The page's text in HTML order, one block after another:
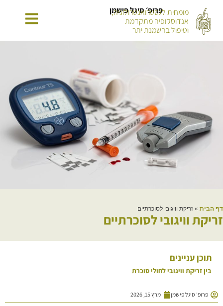
פרופ׳ סיגל פישמן
מומחית לגסטרואנטרולוגיה,
אנדוסקופיה מתקדמת
וטיפול בהשמנת יתר
דף הבית » זריקת וויגובי לסוכרתיים
זריקת וויגובי לסוכרתיים
תוכן עניינים
בין זריקת וויגובי לחולי סוכרת
פרופ׳ סיגל פישמן מרץ 15, 2026